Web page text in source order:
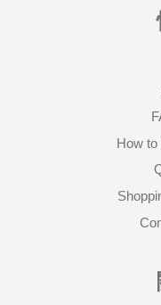
How to